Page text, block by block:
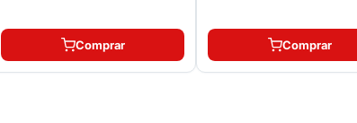
Comprar Comprar